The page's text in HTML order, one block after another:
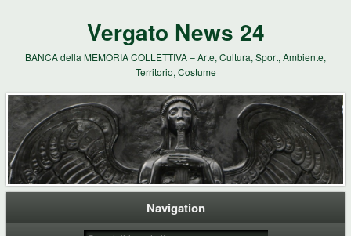
Vergato News 24
BANCA della MEMORIA COLLETTIVA – Arte, Cultura, Sport, Ambiente,
Territorio, Costume
Navigation